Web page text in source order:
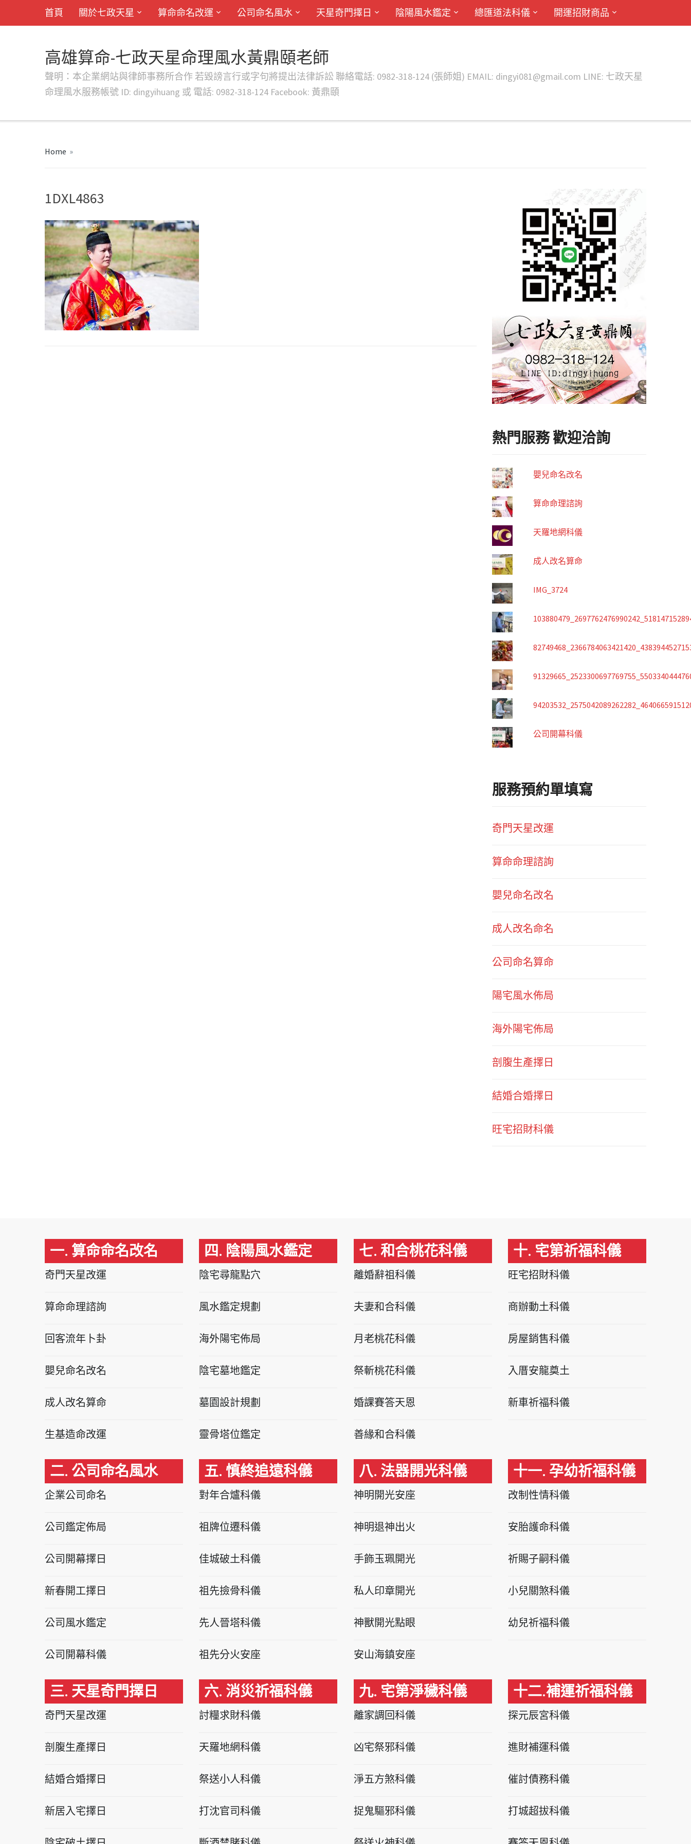
首頁 關於七政天星 算命命名改運 公司命名風水 天星奇門擇日 陰陽風水鑑定 總匯道法科儀 開運招財商品
高雄算命-七政天星命理風水黃鼎頤老師
聲明：本企業網站與律師事務所合作 若毀謗言行或字句將提出法律訴訟 聯絡電話: 0982-318-124 (張師姐) EMAIL: dingyi081@gmail.com LINE: 七政天星
命理風水服務帳號 ID: dingyihuang 或 電話: 0982-318-124 Facebook: 黃鼎頤
Home »
1DXL4863
熱門服務 歡迎洽詢
嬰兒命名改名
算命命理諮詢
天羅地網科儀
成人改名算命
IMG_3724
公司開幕科儀
服務預約單填寫
奇門天星改運
算命命理諮詢
嬰兒命名改名
成人改名命名
公司命名算命
陽宅風水佈局
海外陽宅佈局
剖腹生產擇日
結婚合婚擇日
旺宅招財科儀
一. 算命命名改名
奇門天星改運
算命命理諮詢
回客流年卜卦
嬰兒命名改名
成人改名算命
生基造命改運
二. 公司命名風水
企業公司命名
公司鑑定佈局
公司開幕擇日
新春開工擇日
公司風水鑑定
公司開幕科儀
三. 天星奇門擇日
奇門天星改運
剖腹生產擇日
結婚合婚擇日
新居入宅擇日
四. 陰陽風水鑑定
陰宅尋龍點穴
風水鑑定規劃
海外陽宅佈局
陰宅墓地鑑定
墓園設計規劃
靈骨塔位鑑定
五. 慎終追遠科儀
對年合爐科儀
祖牌位遷科儀
佳城破土科儀
祖先撿骨科儀
先人晉塔科儀
祖先分火安座
六. 消災祈福科儀
討糧求財科儀
天羅地網科儀
祭送小人科儀
打沈官司科儀
七. 和合桃花科儀
離婚辭祖科儀
夫妻和合科儀
月老桃花科儀
祭斬桃花科儀
婚課賽答天恩
善緣和合科儀
八. 法器開光科儀
神明開光安座
神明退神出火
手飾玉珮開光
私人印章開光
神獸開光點眼
安山海鎮安座
九. 宅第淨穢科儀
離家調回科儀
凶宅祭邪科儀
淨五方煞科儀
捉鬼驅邪科儀
十. 宅第祈福科儀
旺宅招財科儀
商辦動土科儀
房屋銷售科儀
入厝安龍奠土
新車祈福科儀
十一. 孕幼祈福科儀
改制性情科儀
安胎護命科儀
祈賜子嗣科儀
小兒關煞科儀
幼兒祈福科儀
十二.補運祈福科儀
探元辰宮科儀
進財補運科儀
催討債務科儀
打城超拔科儀